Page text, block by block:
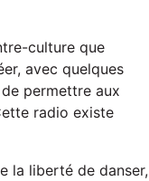
culture que
avec quelques
permettre aux
radio existe
la liberté de danser,